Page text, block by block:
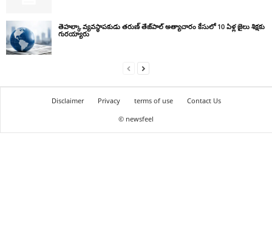
తెహల్కా వ్యవస్థాపకుడు తరుణ్ తేజ్‌పాల్ అత్యాచారం కేసులో 10 ఏళ్ల జైలు శిక్షకు
గురయ్యారు
Disclaimer Privacy terms of use
Contact Us
© newsfeel